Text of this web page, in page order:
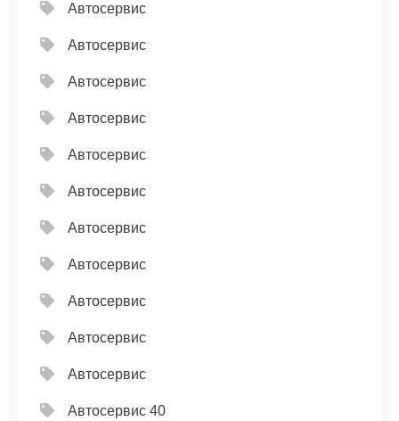
Автосервис
Автосервис
Автосервис
Автосервис
Автосервис
Автосервис
Автосервис
Автосервис
Автосервис
Автосервис
Автосервис
Автосервис 40